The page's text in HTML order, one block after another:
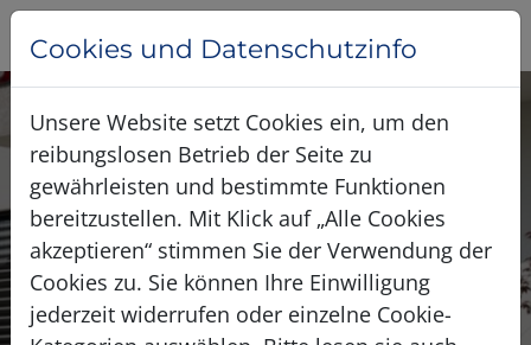
Cookies und Datenschutzinfo
Unsere Website setzt Cookies ein, um den
reibungslosen Betrieb der Seite zu
gewährleisten und bestimmte Funktionen
bereitzustellen. Mit Klick auf „Alle Cookies
akzeptieren“ stimmen Sie der Verwendung der
Cookies zu. Sie können Ihre Einwilligung
jederzeit widerrufen oder einzelne Cookie-